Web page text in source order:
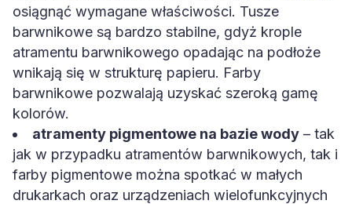
osiągnąć wymagane właściwości. Tusze
barwnikowe są bardzo stabilne, gdyż krople
atramentu barwnikowego opadając na podłoże
wnikają się w strukturę papieru. Farby
barwnikowe pozwalają uzyskać szeroką gamę
kolorów.
atramenty pigmentowe na bazie wody – tak
jak w przypadku atramentów barwnikowych, tak i
farby pigmentowe można spotkać w małych
drukarkach oraz urządzeniach wielofunkcyjnych